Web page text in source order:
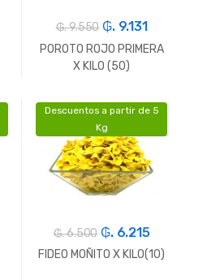
₲. 9.550 ₲. 9.131
POROTO ROJO PRIMERA
X KILO (50)
- Gr. +
Descuentos a partir de 5
Kg
₲. 6.500 ₲. 6.215
FIDEO MOÑITO X KILO(10)